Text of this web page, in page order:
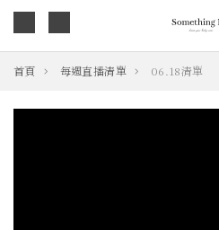
首頁 每週直播清單 06.18清單